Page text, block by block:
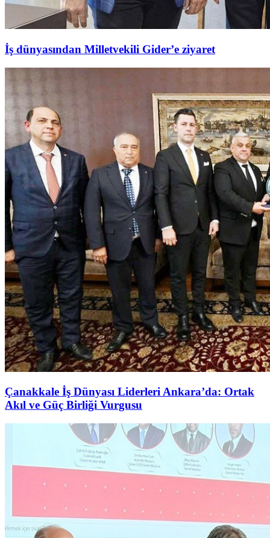
İş dünyasından Milletvekili Gider’e ziyaret
Çanakkale İş Dünyası Liderleri Ankara’da: Ortak
Akıl ve Güç Birliği Vurgusu